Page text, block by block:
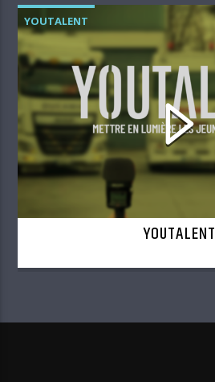
YOUTALENT
YOUTALENT